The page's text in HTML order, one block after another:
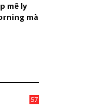
mê ly
mà
57